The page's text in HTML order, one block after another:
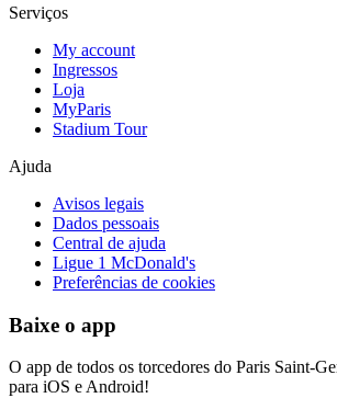
Serviços
My account
Ingressos
Loja
MyParis
Stadium Tour
Ajuda
Avisos legais
Dados pessoais
Central de ajuda
Ligue 1 McDonald's
Preferências de cookies
Baixe o app
O app de todos os torcedores do Paris Saint-
para iOS e Android!